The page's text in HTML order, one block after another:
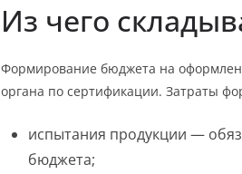
Из чего
Формирование бюджета на
органа по сертификации. Затраты
испытания продукции —
бюджета;